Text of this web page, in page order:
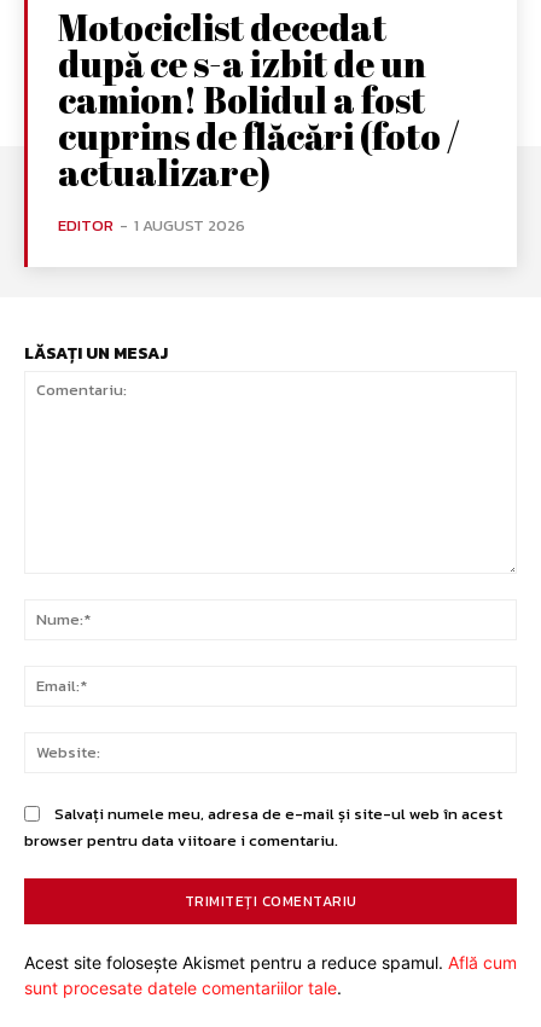
Motociclist decedat
după ce s-a izbit de un
camion! Bolidul a fost
cuprins de flăcări (foto /
actualizare)
EDITOR - 1 AUGUST 2026
LĂSAȚI UN MESAJ
Salvați numele meu, adresa de e-mail și site-ul web în acest
browser pentru data viitoare i comentariu.
Acest site folosește Akismet pentru a reduce spamul. Află cum
sunt procesate datele comentariilor tale.